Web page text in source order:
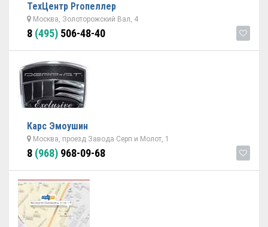
ТехЦентр Proпеллер
Москва, Золоторожский Вал, 4
8 (495) 506-48-40
Карс Эмоушин
Москва, проезд Завода Серп и Молот, 1
8 (968) 968-09-68